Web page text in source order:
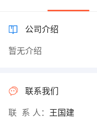
公司介绍
暂无介绍
联系我们
联 系 人： 王国建